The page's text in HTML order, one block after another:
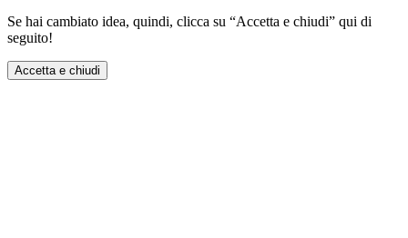
Se hai cambiato idea, quindi, clicca su “Accetta e chiudi” qui di
seguito!
Accetta e chiudi